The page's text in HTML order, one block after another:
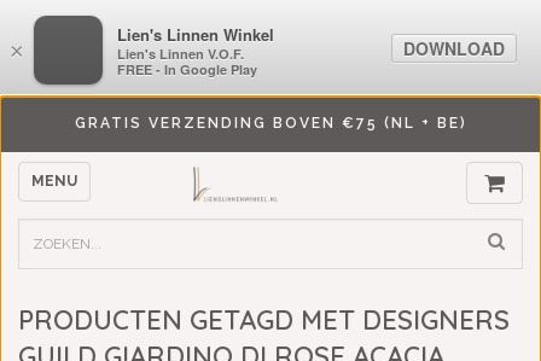
GRATIS VERZENDING BOVEN €75 (NL + BE)
MENU
PRODUCTEN GETAGD MET DESIGNERS
×
LiensLinnenwinkel.nl
Lien's Linnen V.O.F.
FREE - In Google Play
DOWNLOAD
×
Lien's Linnen Winkel
Lien's Linnen V.O.F.
FREE - In Google Play
DOWNLOAD